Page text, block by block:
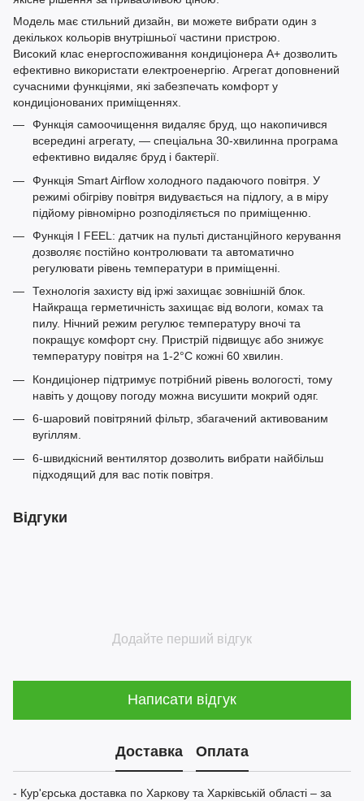
Модель має стильний дизайн, ви можете вибрати один з
декількох кольорів внутрішньої частини пристрою.
Високий клас енергоспоживання кондиціонера А+ дозволить
ефективно використати електроенергію. Агрегат доповнений
сучасними функціями, які забезпечать комфорт у
кондиціонованих приміщеннях.
Функція самоочищення видаляє бруд, що накопичився
всередині агрегату, — спеціальна 30-хвилинна програма
ефективно видаляє бруд і бактерії.
Функція Smart Airflow холодного падаючого повітря. У
режимі обігріву повітря видувається на підлогу, а в міру
підйому рівномірно розподіляється по приміщенню.
Функція I FEEL: датчик на пульті дистанційного керування
дозволяє постійно контролювати та автоматично
регулювати рівень температури в приміщенні.
Технологія захисту від іржі захищає зовнішній блок.
Найкраща герметичність захищає від вологи, комах та
пилу. Нічний режим регулює температуру вночі та
покращує комфорт сну. Пристрій підвищує або знижує
температуру повітря на 1-2°С кожні 60 хвилин.
Кондиціонер підтримує потрібний рівень вологості, тому
навіть у дощову погоду можна висушити мокрий одяг.
6-шаровий повітряний фільтр, збагачений активованим
вугіллям.
6-швидкісний вентилятор дозволить вибрати найбільш
підходящий для вас потік повітря.
Відгуки
Додайте перший відгук
Написати відгук
Доставка Оплата
- Кур'єрська доставка по Харкову та Харківській області – за